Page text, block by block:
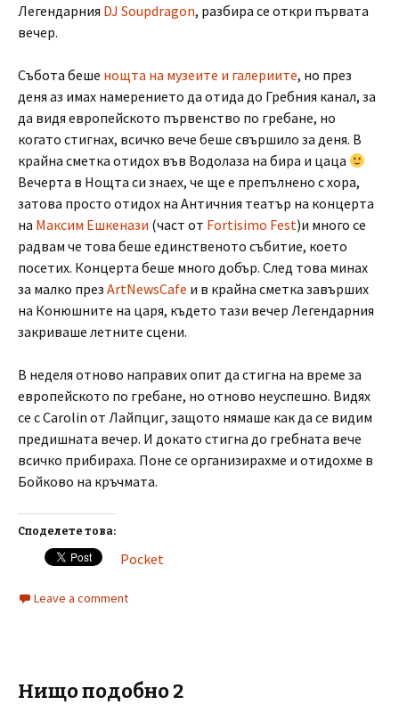
Легендарния DJ Soupdragon, разбира се откри първата
вечер.
Събота беше нощта на музеите и галериите, но през
деня аз имах намерението да отида до Гребния канал, за
да видя европейското първенство по гребане, но
когато стигнах, всичко вече беше свършило за деня. В
крайна сметка отидох във Водолаза на бира и цаца
Вечерта в Нощта си знаех, че ще е препълнено с хора,
затова просто отидох на Античния театър на концерта
на Максим Ешкенази (част от Fortisimo Fest)и много се
радвам че това беше единственото събитие, което
посетих. Концерта беше много добър. След това минах
за малко през ArtNewsCafe и в крайна сметка завърших
на Конюшните на царя, където тази вечер Легендарния
закриваше летните сцени.
В неделя отново направих опит да стигна на време за
европейското по гребане, но отново неуспешно. Видях
се с Carolin от Лайпциг, защото нямаше как да се видим
предишната вечер. И докато стигна до гребната вече
всичко прибираха. Поне се организирахме и отидохме в
Бойково на кръчмата.
Споделете това:
Pocket
Leave a comment
Нищо подобно 2